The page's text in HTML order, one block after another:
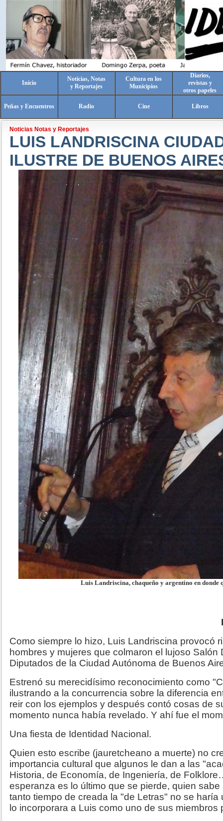
Inicio
Noticias, Notas
y Reportajes
Cultura en los
Municipios
Diarios,
revistas y
otros papeles
Peñas y Encuentros Radio Cine Libros
Noticias Notas y Reportajes
LUIS LANDRISCINA
ILUSTRE DE BUENOS
Luis Landriscina, chaqueño y argentino en donde
Como siempre lo hizo, Luis Landriscina provocó
hombres y mujeres que colmaron el lujoso Salón
Diputados de la Ciudad Autónoma de Buenos
Estrenó su merecidísimo reconocimiento como
ilustrando a la concurrencia sobre la diferencia
reir con los ejemplos y después contó cosas de
momento nunca había revelado. Y ahí fue el
Una fiesta de Identidad Nacional.
Quien esto escribe (jauretcheano a muerte) no
importancia cultural que algunos le dan a las
Historia, de Economía, de Ingeniería, de
esperanza es lo último que se pierde, quien
tanto tiempo de creada la "de Letras" no se
lo incorporara a Luis como uno de sus miembros